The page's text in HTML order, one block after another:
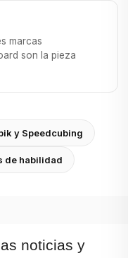
marcas
son la pieza
y Speedcubing
de habilidad
noticias y